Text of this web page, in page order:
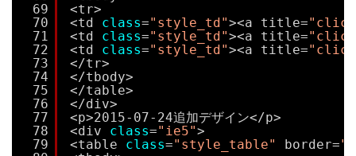
69
70
71
72
73
74
75
76
77
78
79
<tr>
<td class="style_td"><a title=
<td class="style_td"><a title=
<td class="style_td"><a title=
</tr>
</tbody>
</table>
</div>
<p>2015-07-24追加デザイン</p>
<div class="ie5">
<table class="style_table" border=